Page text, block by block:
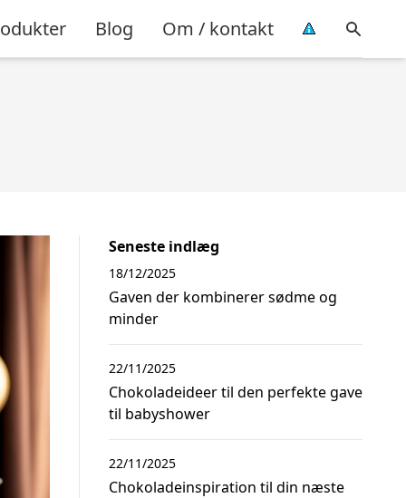
Blog Om / kontakt
Seneste indlæg
Gaven der kombinerer sødme og
minder
18/12/2025
Chokoladeideer til den perfekte gave
til babyshower
22/11/2025
Chokoladeinspiration til din næste
22/11/2025